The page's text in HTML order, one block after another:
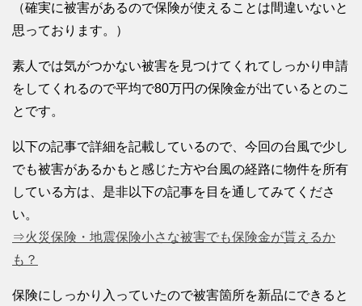
（確実に被害があるので保険が使えることは間違いないと
思っております。）
素人では気がつかない被害を見つけてくれてしっかり申請
をしてくれるので平均で80万円の保険金が出ているとのこ
とです。
以下の記事で詳細を記載しているので、今回の台風で少し
でも被害があるかもと感じた方や台風の経路に物件を所有
している方は、是非以下の記事を目を通してみてくださ
い。
⇒火災保険・地震保険小さな被害でも保険金が貰えるか
も？
保険にしっかり入っていたので被害箇所を新品にできると